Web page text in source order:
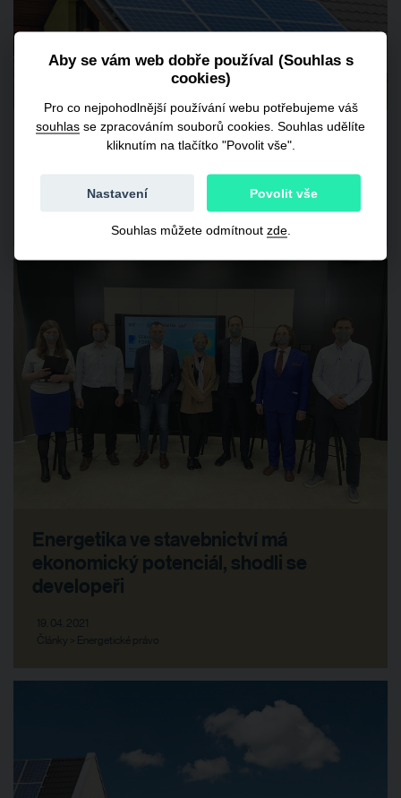
Modernizační fond: první tři programy
27. 04. 2021
Energetika ve stavebnictví má
ekonomický potenciál, shodli se
developeři
19. 04. 2021
Články > Energetické právo
Aby se vám web dobře používal (Souhlas s
cookies)
Pro co nejpohodlnější používání webu potřebujeme váš
souhlas se zpracováním souborů cookies. Souhlas udělíte
kliknutím na tlačítko "Povolit vše".
Povolit vše
Nastavení
Souhlas můžete odmítnout zde.